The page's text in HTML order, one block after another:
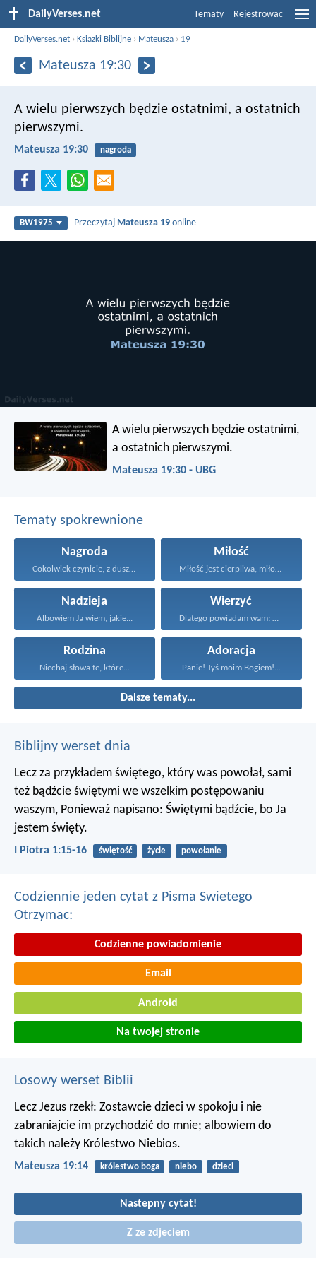
DailyVerses.net Tematy Rejestrowac
DailyVerses.net ›Ksiazki Biblijne › Mateusza › 19
Mateusza 19:30
A wielu pierwszych będzie ostatnimi, a ostatnich
pierwszymi.
Mateusza 19:30 nagroda
BW1975 Przeczytaj Mateusza 19 online
A wielu pierwszych będzie ostatnimi,
a ostatnich pierwszymi.
Mateusza 19:30 - UBG
Tematy spokrewnione
Nagroda
Cokolwiek czynicie, z duszy...
Miłość
Miłość jest cierpliwa, miłość...
Nadzieja
Albowiem Ja wiem, jakie...
Wierzyć
Dlatego powiadam wam: Wszystko...
Rodzina
Niechaj słowa te, które...
Adoracja
Panie! Tyś moim Bogiem!...
Dalsze tematy...
Biblijny werset dnia
Lecz za przykładem świętego, który was powołał, sami
też bądźcie świętymi we wszelkim postępowaniu
waszym, Ponieważ napisano: Świętymi bądźcie, bo Ja
jestem święty.
I Piotra 1:15-16 świętość życie powołanie
Codziennie jeden cytat z Pisma Swietego
Otrzymac:
Codzienne powiadomienie
Email
Android
Na twojej stronie
Losowy werset Biblii
Lecz Jezus rzekł: Zostawcie dzieci w spokoju i nie
zabraniajcie im przychodzić do mnie; albowiem do
takich należy Królestwo Niebios.
Mateusza 19:14 królestwo boga niebo dzieci
Nastepny cytat!
Z ze zdjeciem